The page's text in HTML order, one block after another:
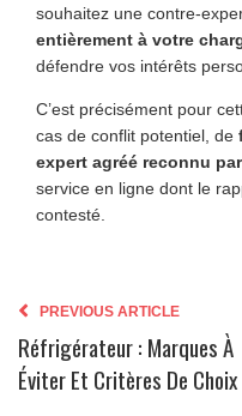
souhaitez une contre-
entièrement à votre
défendre vos intérêts
C’est précisément pour
cas de conflit potentiel, de
expert agréé reconnu
service en ligne dont le
contesté.
PREVIOUS ARTICLE
Réfrigérateur : Marques À
Éviter Et Critères De Choix